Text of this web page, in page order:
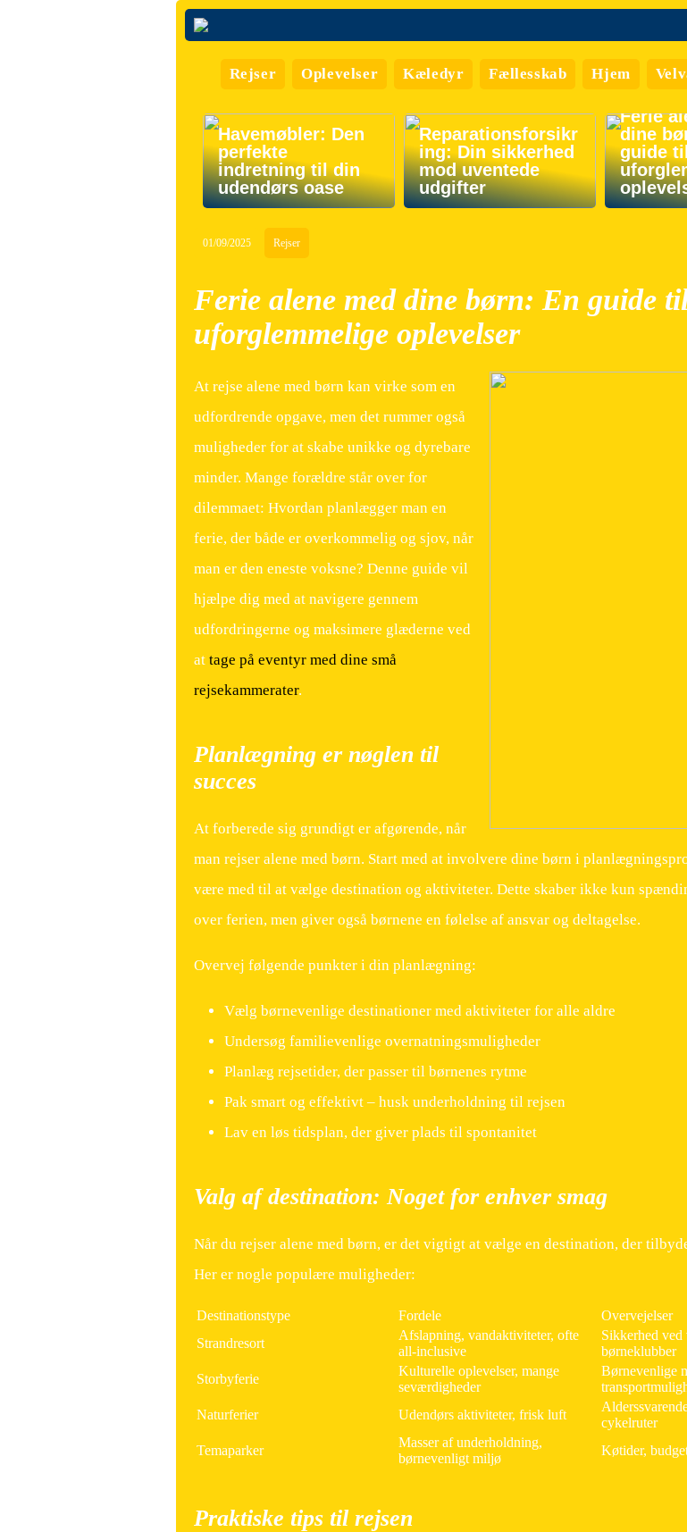
Rejser Oplevelser Kæledyr Fællesskab Hjem
Havemøbler: Den
perfekte
indretning til din
udendørs oase
Reparationsforsikr
ing: Din sikkerhed
mod uventede
udgifter
Ferie
dine
guide til
01/09/2025 Rejser
Ferie alene med dine børn: En guide
uforglemmelige oplevelser
At rejse alene med børn kan virke som en
udfordrende opgave, men det rummer også
muligheder for at skabe unikke og dyrebare
minder. Mange forældre står over for
dilemmaet: Hvordan planlægger man en
ferie, der både er overkommelig og sjov, når
man er den eneste voksne? Denne guide vil
hjælpe dig med at navigere gennem
udfordringerne og maksimere glæderne ved
at tage på eventyr med dine små
rejsekammerater.
Planlægning er nøglen til
succes
At forberede sig grundigt er afgørende, når
man rejser alene med børn. Start med at involvere dine børn i
være med til at vælge destination og aktiviteter. Dette skaber ikke kun
over ferien, men giver også børnene en følelse af ansvar og deltagelse.
Overvej følgende punkter i din planlægning:
Vælg børnevenlige destinationer med aktiviteter for alle aldre
Undersøg familievenlige overnatningsmuligheder
Planlæg rejsetider, der passer til børnenes rytme
Pak smart og effektivt – husk underholdning til rejsen
Lav en løs tidsplan, der giver plads til spontanitet
Valg af destination: Noget for enhver smag
Når du rejser alene med børn, er det vigtigt at vælge en destination, der
Her er nogle populære muligheder:
Destinationstype Fordele
Overvejelser
Strandresort
Afslapning, vandaktiviteter, ofte
all-inclusive
Sikkerhed ved
børneklubber
Storbyferie
Kulturelle oplevelser, mange
seværdigheder
Børnevenlige
Naturferier
Udendørs aktiviteter, frisk luft
cykelruter
Temaparker
Masser af underholdning,
børnevenligt miljø
Køtider,
Praktiske tips til rejsen